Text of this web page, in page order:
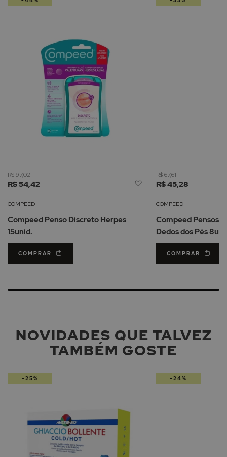
R$ 54,42
R$ 97,02
Adicionar
Lista
Desejos
COMPEED
Compeed Penso Discreto Herpes
15unid.
COMPRAR
R$ 45,28
R$ 67,61
COMPEED
Compeed Pensos
Dedos dos Pés 8un.
COMPRAR
NOVIDADES QUE TALVEZ
TAMBÉM GOSTE
-25% -24%